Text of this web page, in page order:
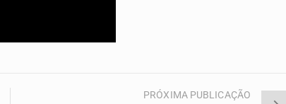
PRÓXIMA PUBLICAÇÃO